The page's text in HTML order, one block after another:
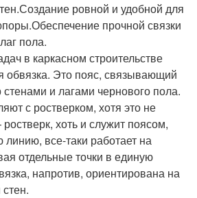
ровной и удобной для
прочной связки
пола.
в каркасном строительстве
обвязка. Это пояс, связывающий
и лагами чернового пола.
с ростверком, хотя это не
хоть и служит поясом,
все-таки работает на
отдельные точки в единую
напротив, ориентирована на